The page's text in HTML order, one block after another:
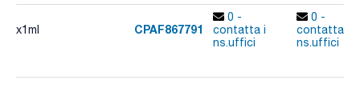
x1ml CPAF867791
0 -
contatta i
ns.uffici
0 -
contatta i
ns.uffici